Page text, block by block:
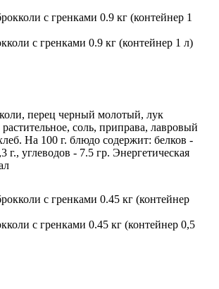
с гренками 0.9 кг (контейнер 1 л)
перец черный молотый, лук
соль, приправа, лавровый
На 100 г. блюдо содержит: белков -
г., углеводов - 7.5 гр. Энергетическая
с гренками 0.45 кг (контейнер 0,5